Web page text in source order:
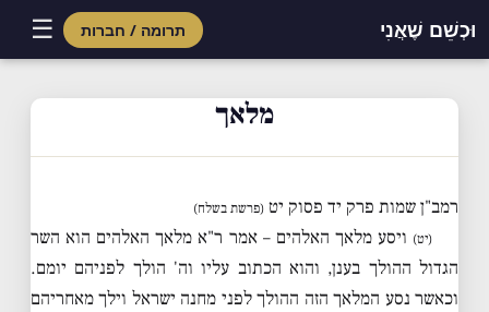
וּכְשֵׁם שֶׁאֲנִי תרומה / חברות ☰
מלאך
רמב"ן שמות פרק יד פסוק יט (פרשת בשלח)
(יט) ויסע מלאך האלהים – אמר ר"א מלאך האלהים הוא השר
הגדול ההולך בענן, והוא הכתוב עליו וה' הולך לפניהם יומם.
וכאשר נסע המלאך הזה ההולך לפני מחנה ישראל וילך מאחריהם